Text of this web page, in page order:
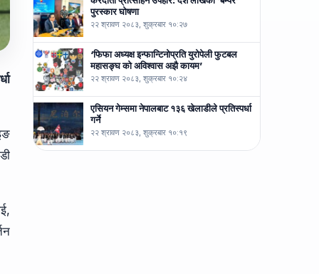
पुरस्कार घोषणा
२२ श्रावण २०८३, शुक्रबार १०:२७
‘फिफा अध्यक्ष इन्फान्टिनोप्रति युरोपेली फुटबल
महासङ्घ को अविश्वास अझै कायम’
२२ श्रावण २०८३, शुक्रबार १०:२४
एसियन गेम्समा नेपालबाट १३६ खेलाडीले प्रतिस्पर्धा
गर्ने
२२ श्रावण २०८३, शुक्रबार १०:१९